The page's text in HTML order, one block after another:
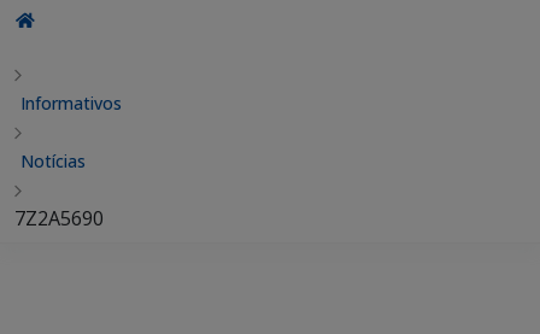
Informativos
Notícias
7Z2A5690